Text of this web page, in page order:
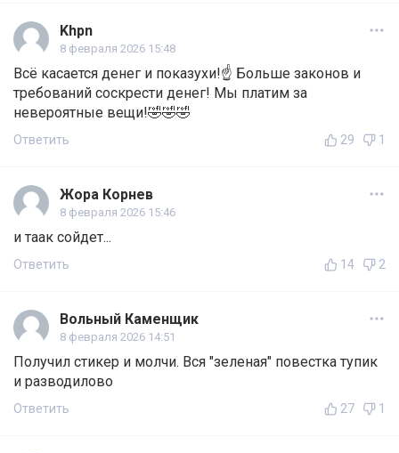
Khpn
8 февраля 2026 15:48
Всё касается денег и показухи!☝️ Больше законов и
требований соскрести денег! Мы платим за
невероятные вещи!🤣🤣🤣
Ответить 29 1
Жора Корнев
8 февраля 2026 15:46
и таак сойдет...
Ответить 14 2
Вольный Каменщик
8 февраля 2026 14:51
Получил стикер и молчи. Вся "зеленая" повестка тупик
и разводилово
Ответить 27 1